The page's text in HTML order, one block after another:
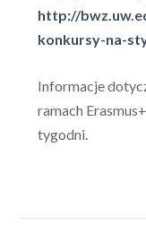
http://
konkursy-na-
Informacje
ramach Erasmus+
tygodni.